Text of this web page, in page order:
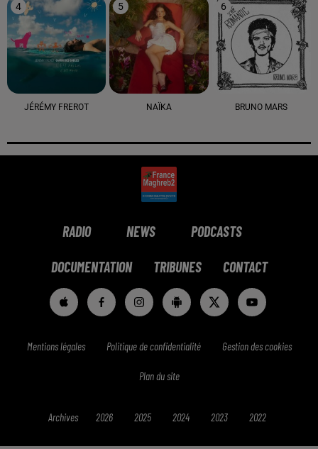
4
JÉRÉMY FREROT
5
NAÏKA
6
BRUNO MARS
RADIO NEWS PODCASTS
DOCUMENTATION TRIBUNES CONTACT
Mentions légales Politique de confidentialité Gestion des cookies
Plan du site
Archives 2026 2025 2024 2023 2022